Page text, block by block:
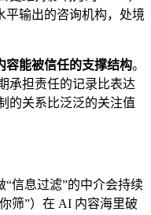
平输出的咨询机构，处境
容能被信任的支撑结构。
承担责任的记录比表达
的关系比泛泛的关注值
信息过滤”的中介会持续
筛”）在 AI 内容海里破